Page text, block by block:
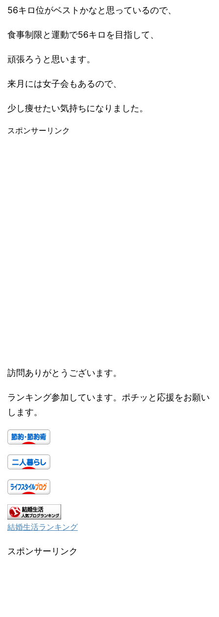
56キロ位がベストかなと思っているので、
食事制限と運動で56キロを目指して、
頑張ろうと思います。
来月には女子会もあるので、
少し痩せたい気持ちになりました。
スポンサーリンク
訪問ありがとうございます。
ランキング参加しています。ポチッと応援をお願い
します。
結婚生活ランキング
スポンサーリンク